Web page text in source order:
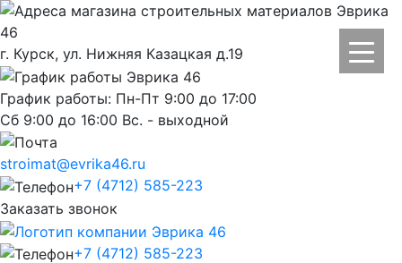
г. Курск, ул. Нижняя Казацкая д.19
График работы: Пн-Пт 9:00 до 17:00
Сб 9:00 до 16:00 Вс. - выходной
stroimat@evrika46.ru
+7 (4712) 585-223
Заказать звонок
+7 (4712) 585-223